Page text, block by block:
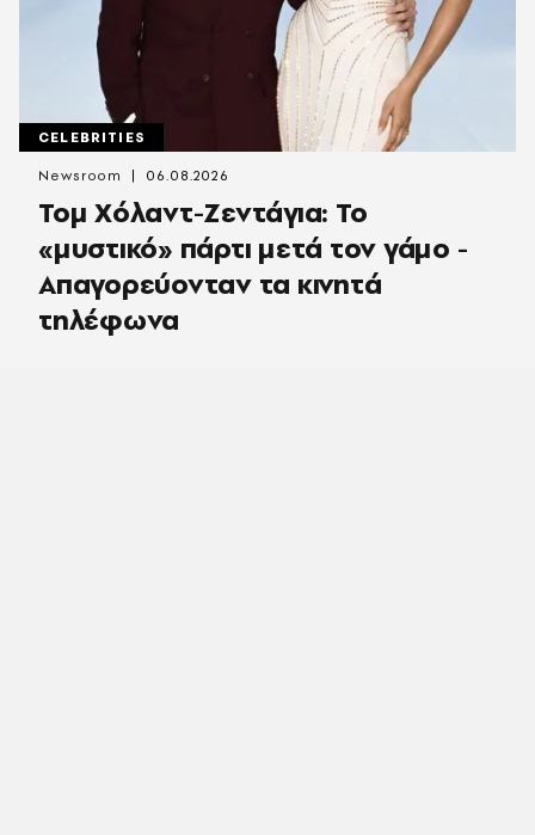
CELEBRITIES
Τομ Χόλαντ-Ζεντάγια: Το
«μυστικό» πάρτι μετά τον γάμο -
Απαγορεύονταν τα κινητά
τηλέφωνα
Newsroom 06.08.2026